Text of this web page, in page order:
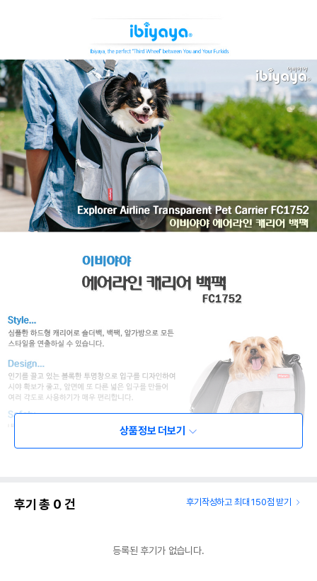
상품정보 더보기
후기 총 0 건 후기작성하고 최대 150점 받기
등록된 후기가 없습니다.